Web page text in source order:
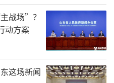
体验、文化传承等深
贸易枢纽示范区，不
明跨境电商产业园等
眼实体经济和数字经
融合算力中心威海分
战场”？
动方案
这场新闻